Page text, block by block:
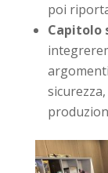
poi
Capitolo